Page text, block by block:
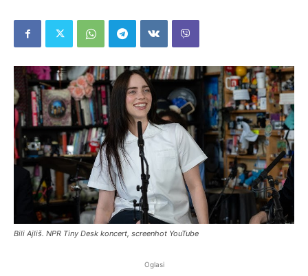
Bili Ajliš. NPR Tiny Desk koncert, screenhot YouTube
Oglasi